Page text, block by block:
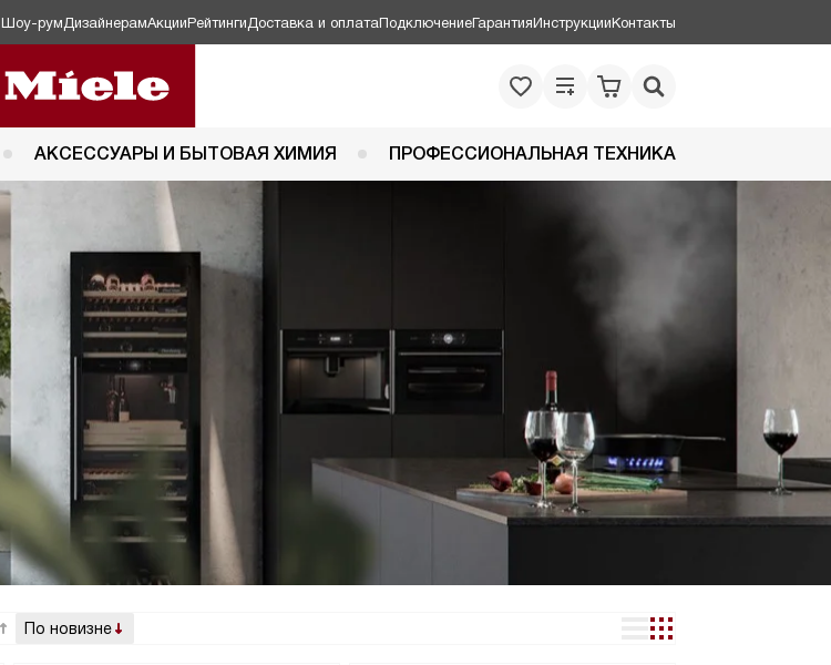
Шоу-рум ДизайнерамАкцииРейтинги Доставка и оплатаПодключениеГарантияИнструкцииКонтакты
АКСЕССУАРЫ И БЫТОВАЯ ХИМИЯ ПРОФЕССИОНАЛЬНАЯ ТЕХНИКА
По новизне